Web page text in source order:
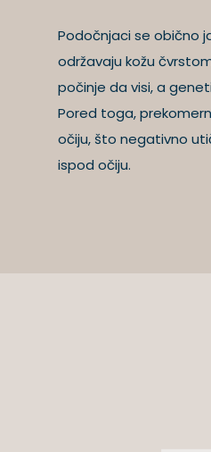
Podočnjaci se obično
održavaju kožu
počinje da visi, a
Pored toga,
očiju, što negativno
ispod očiju.